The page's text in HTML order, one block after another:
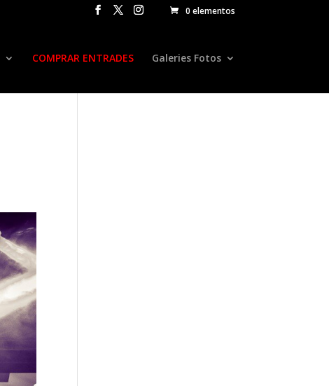
0 elementos
COMPRAR ENTRADES Galeries Fotos